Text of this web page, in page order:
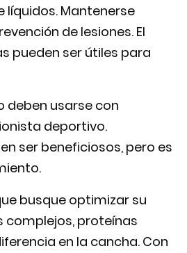
líquidos. Mantenerse
de lesiones. El
pueden ser útiles para
deben usarse con
deportivo.
ser beneficiosos, pero es
busque optimizar su
complejos, proteínas
en la cancha. Con